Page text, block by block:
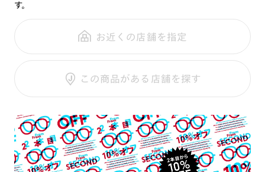
-レンズ-
[紫外線透過率]
[可視光線透過率]
COLOR 197：37%
使用上の注意
・肌に合わない時は使用を中止して医師に相談して下さい。
・薄暮または夜間時における運転用および路上で使用しないで
下さい。
シリーズ：
性別：
鼻パッド：
フレーム素材：
テンプル：樹脂
レンズ交換： 可 ※店舗にて対応 ※保証条件あり
全国の店舗で無料フィッティング
修理のご相談もいつでもお気軽に
ご利用ガイド
す。
お近くの店舗を指定
この商品がある店舗を探す